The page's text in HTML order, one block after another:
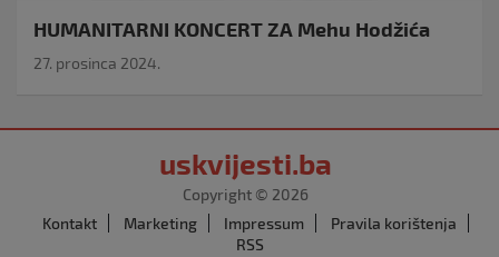
HUMANITARNI KONCERT ZA Mehu Hodžića
27. prosinca 2024.
uskvijesti.ba
Copyright © 2026
Kontakt
Marketing Impressum
Pravila korištenja
RSS